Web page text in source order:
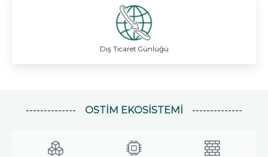
Dış Ticaret Günlüğü
OSTİM EKOSISTEMI